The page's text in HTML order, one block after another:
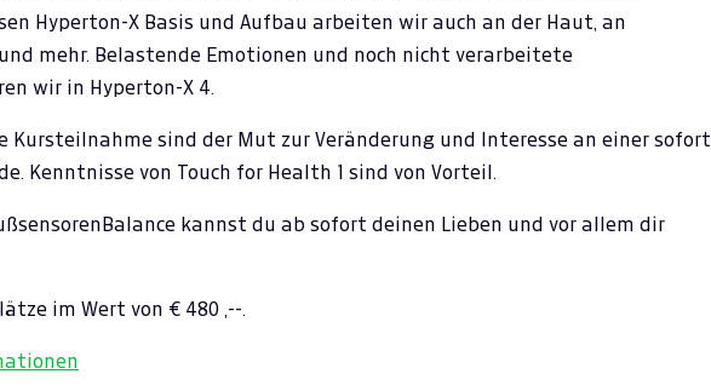
Hyperton-X Basis und Aufbau arbeiten wir auch an der Haut, an
mehr. Belastende Emotionen und noch nicht verarbeitete
wir in Hyperton-X 4.
Kursteilnahme sind der Mut zur Veränderung und Interesse an einer sofort
Kenntnisse von Touch for Health 1 sind von Vorteil.
kannst du ab sofort deinen Lieben und vor allem dir
im Wert von € 480 ,--.